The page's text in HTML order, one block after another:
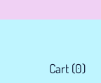
Cart (0)
items